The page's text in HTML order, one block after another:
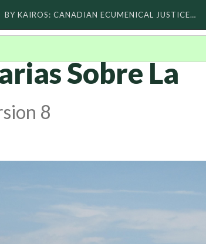
BY KAIROS: CANADIAN ECUMENICAL JUSTICE…
Sobre La
8